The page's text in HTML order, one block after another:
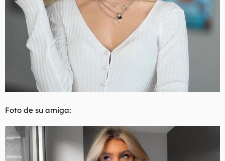
Foto de su amiga: